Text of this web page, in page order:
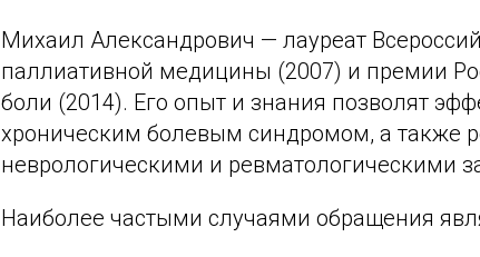
Михаил Александрович — лауреат
паллиативной медицины (2007) и премии
боли (2014). Его опыт и знания позволят
хроническим болевым синдромом, а также
неврологическими и ревматологическими
Наиболее частыми случаями обращения